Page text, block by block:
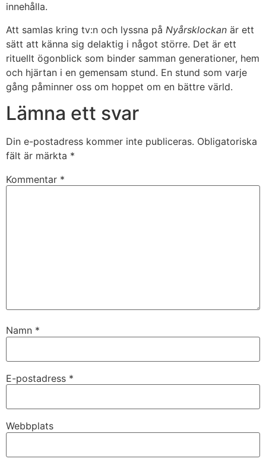
innehålla.
Att samlas kring tv:n och lyssna på Nyårsklockan är ett
sätt att känna sig delaktig i något större. Det är ett
rituellt ögonblick som binder samman generationer, hem
och hjärtan i en gemensam stund. En stund som varje
gång påminner oss om hoppet om en bättre värld.
Lämna ett svar
Din e-postadress kommer inte publiceras. Obligatoriska
fält är märkta *
Kommentar *
Namn *
E-postadress *
Webbplats